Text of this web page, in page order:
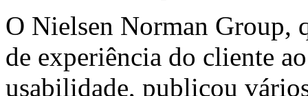
O Nielsen Norman Group,
de experiência do cliente
usabilidade, publicou